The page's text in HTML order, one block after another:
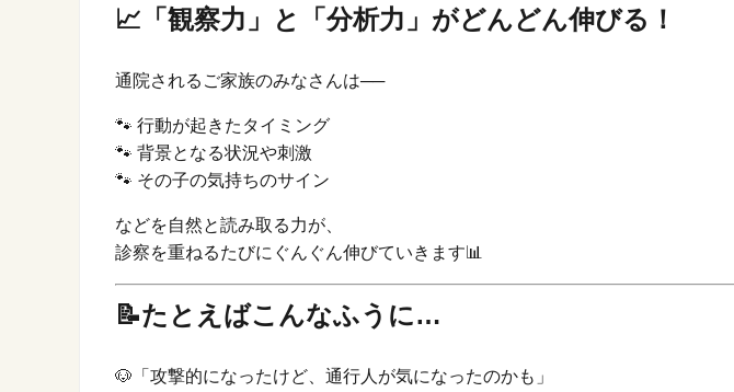
📈「観察力」と「分析力」がどんどん伸びる！
通院されるご家族のみなさんは──
🐾 行動が起きたタイミング
🐾 背景となる状況や刺激
🐾 その子の気持ちのサイン
などを自然と読み取る力が、
診察を重ねるたびにぐんぐん伸びていきます📊
📝たとえばこんなふうに…
🐶「攻撃的になったけど、通行人が気になったのかも」